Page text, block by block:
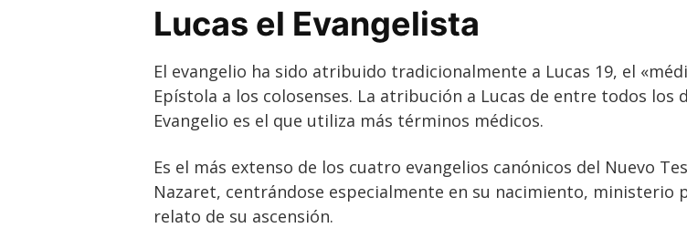
Lucas el Evangelista
El evangelio ha sido atribuido tradicionalmente a Lucas 19, el
Epístola a los colosenses. La atribución a Lucas de entre todos los
Evangelio es el que utiliza más términos médicos.
Es el más extenso de los cuatro evangelios canónicos del Nuevo
Nazaret, centrándose especialmente en su nacimiento,
relato de su ascensión.